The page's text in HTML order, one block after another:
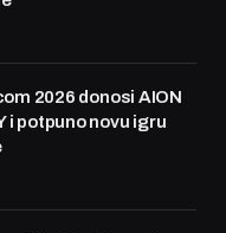
2026 donosi AION
i potpuno novu igru